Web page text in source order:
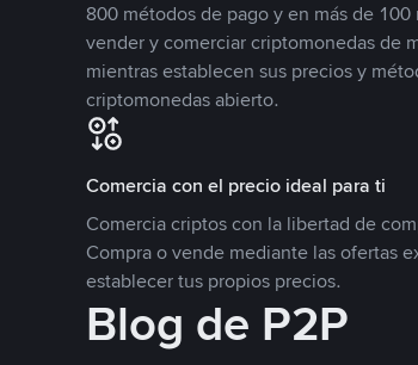
800 métodos de pago y en más de
vender y comerciar criptomonedas de
mientras establecen sus precios y
criptomonedas abierto.
Comercia con el precio ideal para ti
Comercia criptos con la libertad de
Compra o vende mediante las ofertas
establecer tus propios precios.
Blog de P2P